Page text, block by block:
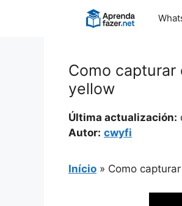
Como
yellow
Última actualización:
Autor: cwyfi
Início » Como